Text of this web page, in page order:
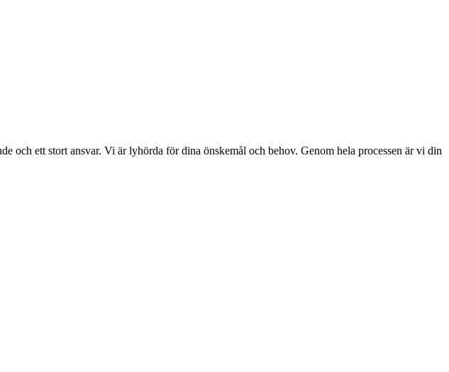
och ett stort ansvar. Vi är lyhörda för dina önskemål och behov. Genom hela processen är vi din